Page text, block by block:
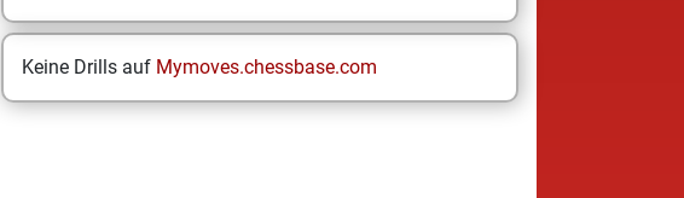
Keine Drills auf Mymoves.chessbase.com